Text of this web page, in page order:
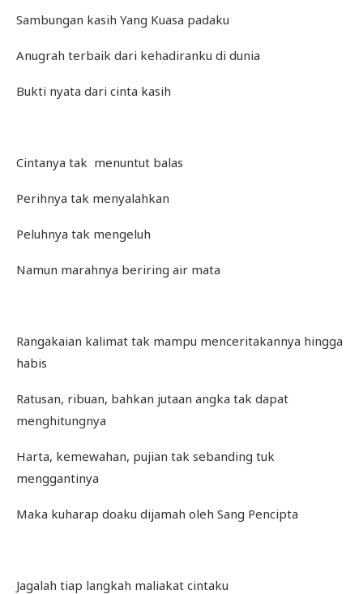
Sambungan kasih Yang Kuasa padaku
Anugrah terbaik dari kehadiranku di dunia
Bukti nyata dari cinta kasih
Cintanya tak menuntut balas
Perihnya tak menyalahkan
Peluhnya tak mengeluh
Namun marahnya beriring air mata
Rangakaian kalimat tak mampu menceritakannya hingga
habis
Ratusan, ribuan, bahkan jutaan angka tak dapat
menghitungnya
Harta, kemewahan, pujian tak sebanding tuk
menggantinya
Maka kuharap doaku dijamah oleh Sang Pencipta
Jagalah tiap langkah maliakat cintaku